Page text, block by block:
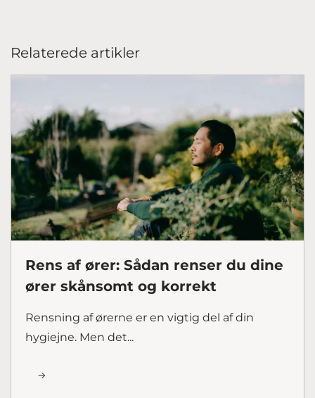
Relaterede artikler
Rens af ører: Sådan renser du dine
ører skånsomt og korrekt
Rensning af ørerne er en vigtig del af din
hygiejne. Men det...